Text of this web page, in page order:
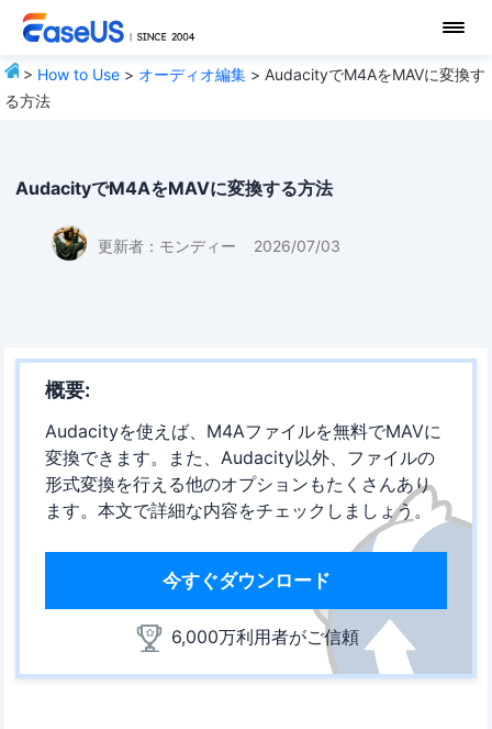
> How to Use > オーディオ編集 > AudacityでM4AをMAVに変換す
る方法
AudacityでM4AをMAVに変換する方法
更新者： モンディー 2026/07/03
概要:
Audacityを使えば、M4Aファイルを無料でMAVに
変換できます。また、Audacity以外、ファイルの
形式変換を行える他のオプションもたくさんあり
ます。本文で詳細な内容をチェックしましょう。
今すぐダウンロード
6,000万利用者がご信頼